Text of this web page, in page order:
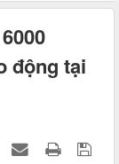
động tại